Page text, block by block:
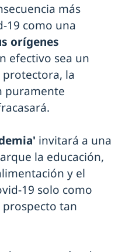
más
19 como una
orígenes
efectivo sea un
la
puramente
invitará a una
la educación,
y el
19 solo como
prospecto tan